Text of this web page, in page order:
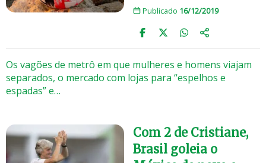
Publicado 16/12/2019
Os vagões de metrô em que mulheres e homens viajam
separados, o mercado com lojas para “espelhos e
espadas” e…
Com 2 de Cristiane,
Brasil goleia o